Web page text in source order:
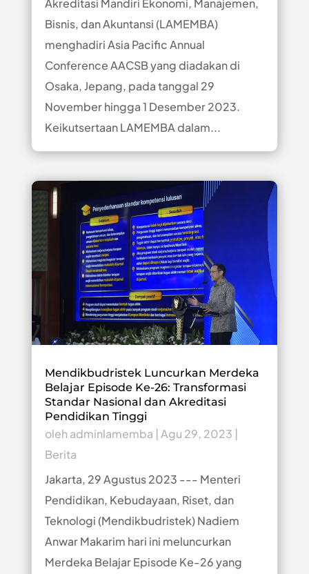
Akreditasi Mandiri Ekonomi, Manajemen,
Bisnis, dan Akuntansi (LAMEMBA)
menghadiri Asia Pacific Annual
Conference AACSB yang diadakan di
Osaka, Jepang, pada tanggal 29
November hingga 1 Desember 2023.
Keikutsertaan LAMEMBA dalam...
Mendikbudristek Luncurkan Merdeka
Belajar Episode Ke-26: Transformasi
Standar Nasional dan Akreditasi
Pendidikan Tinggi
oleh adminlamemba | Agu 29, 2023 |
Berita
Jakarta, 29 Agustus 2023 --- Menteri
Pendidikan, Kebudayaan, Riset, dan
Teknologi (Mendikbudristek) Nadiem
Anwar Makarim hari ini meluncurkan
Merdeka Belajar Episode Ke-26 yang